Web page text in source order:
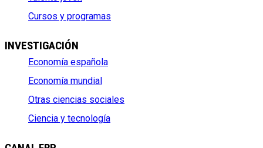
Cursos y programas
INVESTIGACIÓN
Economía española
Economía mundial
Otras ciencias sociales
Ciencia y tecnología